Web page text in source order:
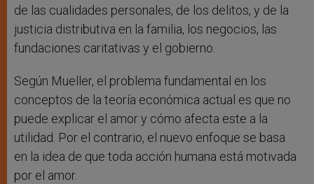
de las cualidades personales, de los delitos, y de la
justicia distributiva en la familia, los negocios, las
fundaciones caritativas y el gobierno.
Según Mueller, el problema fundamental en los
conceptos de la teoría económica actual es que no
puede explicar el amor y cómo afecta este a la
utilidad. Por el contrario, el nuevo enfoque se basa
en la idea de que toda acción humana está motivada
por el amor.